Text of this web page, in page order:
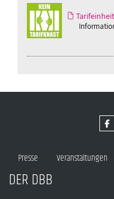
Tarifeinheit
Presse Veranstaltungen
DER DBB